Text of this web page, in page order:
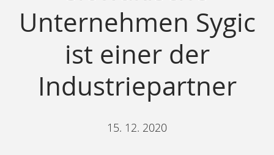
Unternehmen Sygic
ist einer der
Industriepartner
15. 12. 2020